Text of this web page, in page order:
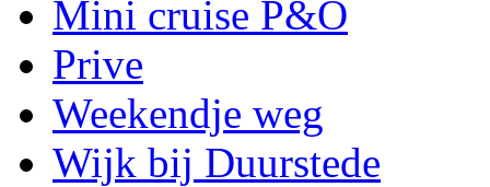
Mini cruise P&O
Prive
Weekendje weg
Wijk bij Duurstede